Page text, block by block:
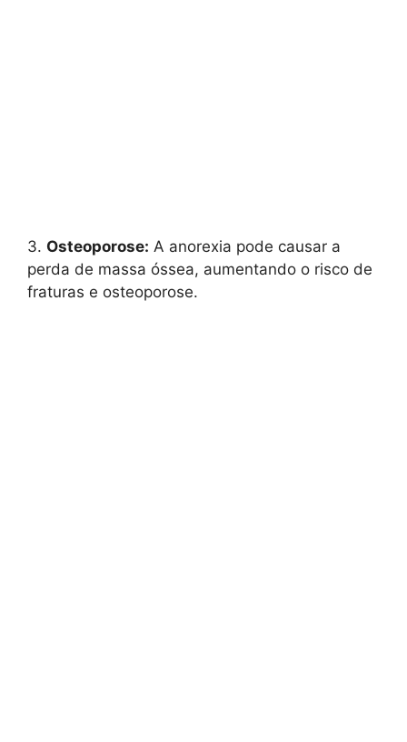
3. Osteoporose: A anorexia pode causar a
perda de massa óssea, aumentando o risco de
fraturas e osteoporose.